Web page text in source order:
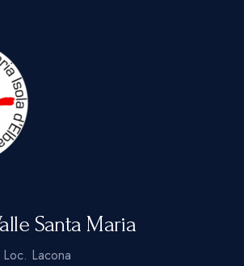
Santa Maria
Lacona